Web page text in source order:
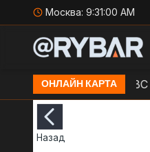
Москва: 9:31:01 AM
ОНЛАЙН КАРТА
Работа ПВО ВС РФ в
Назад